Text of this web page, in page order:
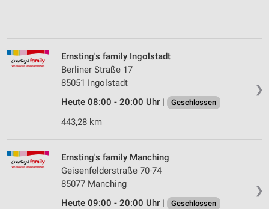
❯
Ernsting's family Ingolstadt
Berliner Straße 17
85051 Ingolstadt
Heute 08:00 - 20:00 Uhr |
Geschlossen
443,28 km
❯
Ernsting's family Manching
Geisenfelderstraße 70-74
85077 Manching
Heute 09:00 - 20:00 Uhr |
Geschlossen